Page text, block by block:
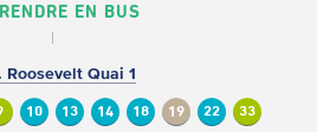
EN BUS
Roosevelt Quai 1
10 13 14 18 19 22 33